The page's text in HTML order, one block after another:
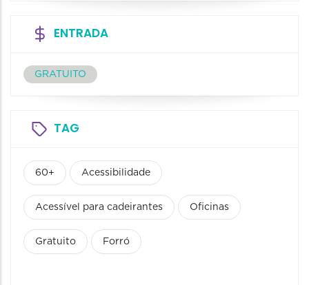
ENTRADA
GRATUITO
TAG
60+ Acessibilidade
Acessível para cadeirantes Oficinas
Gratuito Forró